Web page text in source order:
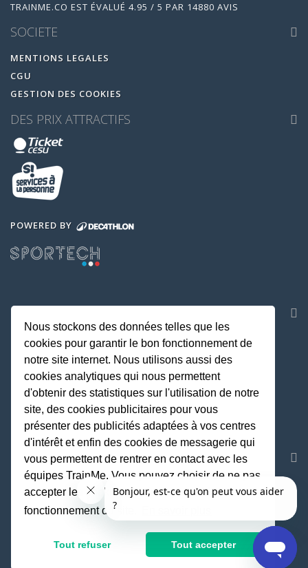
TRAINME.CO EST ÉVALUÉ 4.95 / 5 PAR 14880 AVIS
SOCIETE
MENTIONS LEGALES
CGU
GESTION DES COOKIES
DES PRIX ATTRACTIFS
POWERED BY
REJOIGNEZ LA COMMUNAUTE
Fait avec
© TrainMe 2021
Nous stockons des données telles que les
cookies pour garantir le bon fonctionnement de
notre site internet. Nous utilisons aussi des
cookies analytiques qui nous permettent
d'obtenir des statistiques sur l'utilisation de notre
site, des cookies publicitaires pour vous
présenter des publicités adaptées à vos centres
d'intérêt et enfin des cookies de messagerie qui
vous permettent de rentrer en contact avec les
équipes TrainMe. Vous pouvez choisir de ne pas
accepter les cookies non indispensables au
fonctionnement du site.
Tout refuser Tout accepter